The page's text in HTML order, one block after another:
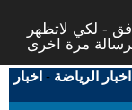
- لكي لاتظهر
اخبار الرياضة - اخبار